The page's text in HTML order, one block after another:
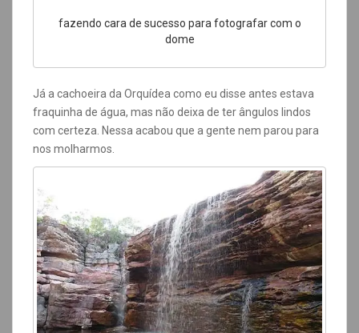
fazendo cara de sucesso para fotografar com o
dome
Já a cachoeira da Orquídea como eu disse antes estava
fraquinha de água, mas não deixa de ter ângulos lindos
com certeza. Nessa acabou que a gente nem parou para
nos molharmos.